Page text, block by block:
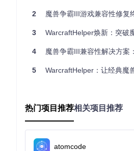
大型地图问题
地图尺寸突破
技术实现上，该工具通过
性的影响。
实施指南：三步完成优化
WarcraftHelper工具包（从
文本编辑器（用于修改配置文件
执行步骤
获取工具源码
2 魔兽争霸III游戏兼容性修复
3 WarcraftHelper焕新：突破魔
4 魔兽争霸III兼容性解决方案
5 WarcraftHelper：让经典魔
热门项目推荐相关项目推荐
atomcode